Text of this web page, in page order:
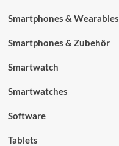
Smartphones & Wearables
Smartphones & Zubehör
Smartwatch
Smartwatches
Software
Tablets